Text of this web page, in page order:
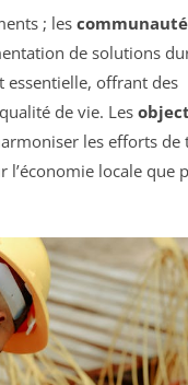
; les
de solutions
essentielle, offrant des
de vie. Les
les efforts de
l’économie locale que